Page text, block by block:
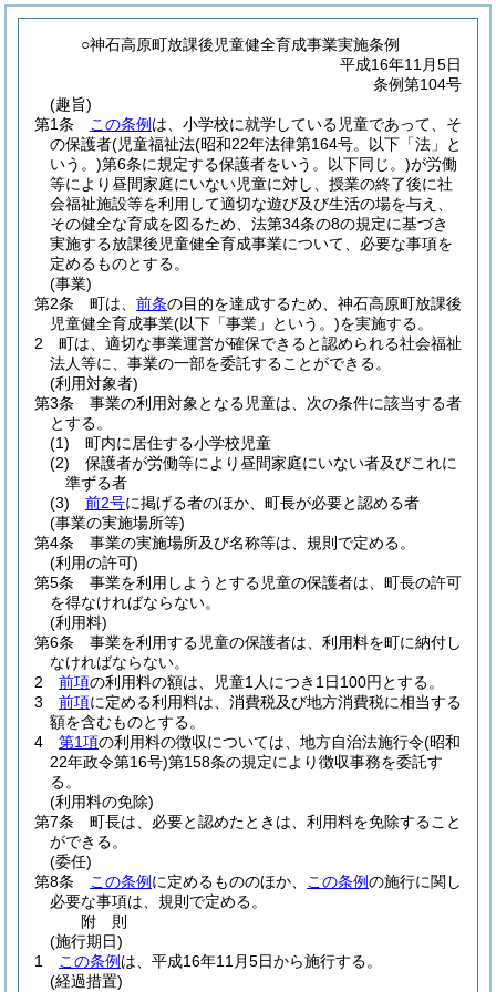
○神石高原町放課後児童健全育成事業実施条例
平成16年11月5日
条例第104号
(趣旨)
第1条
この条例 は、小学校に就学している児童であって、そ
の保護者(児童福祉法(昭和22年法律第164号。以下「法」と
いう。)第6条に規定する保護者をいう。以下同じ。)が労働
等により昼間家庭にいない児童に対し、授業の終了後に社
会福祉施設等を利用して適切な遊び及び生活の場を与え、
その健全な育成を図るため、法第34条の8の規定に基づき
実施する放課後児童健全育成事業について、必要な事項を
定めるものとする。
(事業)
第2条
町は、 前条の目的を達成するため、神石高原町放課後
児童健全育成事業(以下「事業」という。)を実施する。
2
町は、適切な事業運営が確保できると認められる社会福祉
法人等に、事業の一部を委託することができる。
(利用対象者)
第3条
事業の利用対象となる児童は、次の条件に該当する者
とする。
(1)
町内に居住する小学校児童
(2)
保護者が労働等により昼間家庭にいない者及びこれに
準ずる者
(3)
前2号に掲げる者のほか、町長が必要と認める者
(事業の実施場所等)
第4条
事業の実施場所及び名称等は、規則で定める。
(利用の許可)
第5条
事業を利用しようとする児童の保護者は、町長の許可
を得なければならない。
(利用料)
第6条
事業を利用する児童の保護者は、利用料を町に納付し
なければならない。
2
前項の利用料の額は、児童1人につき1日100円とする。
3
前項に定める利用料は、消費税及び地方消費税に相当する
額を含むものとする。
4
第1項の利用料の徴収については、地方自治法施行令(昭和
22年政令第16号)第158条の規定により徴収事務を委託す
る。
(利用料の免除)
第7条
町長は、必要と認めたときは、利用料を免除すること
ができる。
(委任)
第8条
この条例 に定めるもののほか、 この条例の施行に関し
必要な事項は、規則で定める。
附 則
(施行期日)
1
この条例 は、平成16年11月5日から施行する。
(経過措置)